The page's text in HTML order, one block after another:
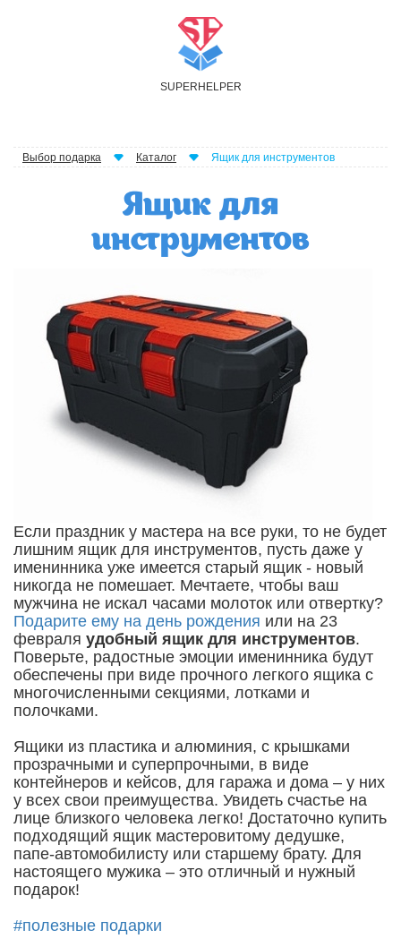
SUPER H ELPER
Выбор подарка Каталог Ящик для инструментов
Ящик для
инструментов
Если праздник у мастера на все руки, то не будет
лишним ящик для инструментов, пусть даже у
именинника уже имеется старый ящик - новый
никогда не помешает. Мечтаете, чтобы ваш
мужчина не искал часами молоток или отвертку?
Подарите ему на день рождения или на 23
февраля удобный ящик для инструментов.
Поверьте, радостные эмоции именинника будут
обеспечены при виде прочного легкого ящика с
многочисленными секциями, лотками и
полочками.
Ящики из пластика и алюминия, с крышками
прозрачными и суперпрочными, в виде
контейнеров и кейсов, для гаража и дома – у них
у всех свои преимущества. Увидеть счастье на
лице близкого человека легко! Достаточно купить
подходящий ящик мастеровитому дедушке,
папе-автомобилисту или старшему брату. Для
настоящего мужика – это отличный и нужный
подарок!
#полезные подарки